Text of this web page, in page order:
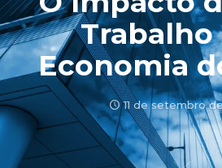
Trabalho
Economia
11 de setembro